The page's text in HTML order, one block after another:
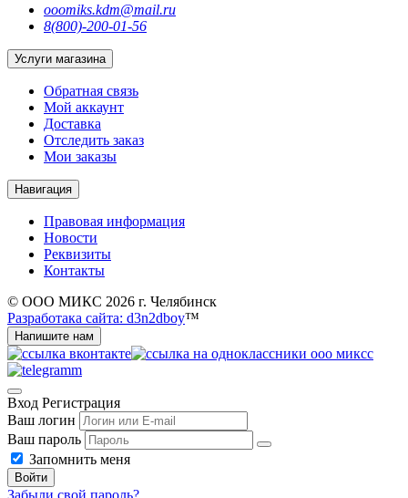
ooomiks.kdm@mail.ru
8(800)-200-01-56
Услуги магазина
Обратная связь
Мой аккаунт
Доставка
Отследить заказ
Мои заказы
Навигация
Правовая информация
Новости
Реквизиты
Контакты
© ООО МИКС 2026 г. Челябинск
Разработака сайта: d3n2dboy™
Напишите нам
Вход Регистрация
Ваш логин
Ваш пароль
Запомнить меня
Войти
Забыли свой пароль?